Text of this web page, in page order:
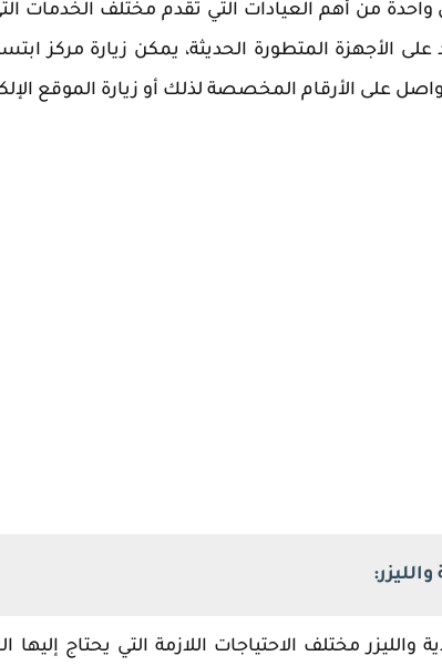
واحدة من أهم العيادات التي تقدم مختلف الخدمات
الأجهزة المتطورة الحديثة، يمكن زيارة مركز
على الأرقام المخصصة لذلك أو زيارة الموقع
والليزر مختلف الاحتياجات اللازمة التي يحتاج